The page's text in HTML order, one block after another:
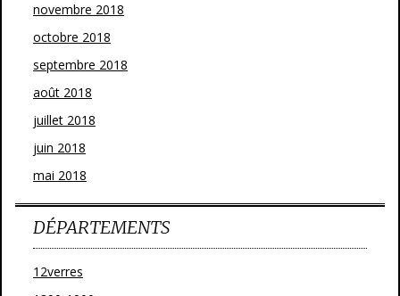
novembre 2018
octobre 2018
septembre 2018
août 2018
juillet 2018
juin 2018
mai 2018
DÉPARTEMENTS
12verres